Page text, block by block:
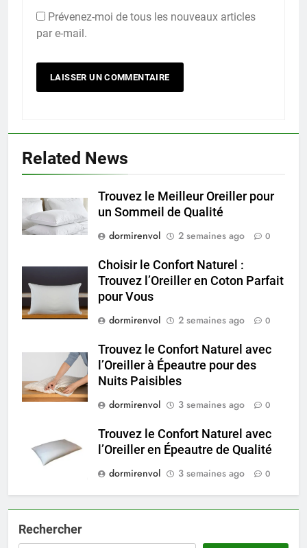
Prévenez-moi de tous les nouveaux articles
par e-mail.
Related News
Trouvez le Meilleur Oreiller pour
un Sommeil de Qualité
dormirenvol
2 semaines ago 0
Choisir le Confort Naturel :
Trouvez l’Oreiller en Coton Parfait
pour Vous
dormirenvol
2 semaines ago 0
Trouvez le Confort Naturel avec
l’Oreiller à Épeautre pour des
Nuits Paisibles
dormirenvol
3 semaines ago 0
Trouvez le Confort Naturel avec
l’Oreiller en Épeautre de Qualité
dormirenvol
3 semaines ago 0
Rechercher